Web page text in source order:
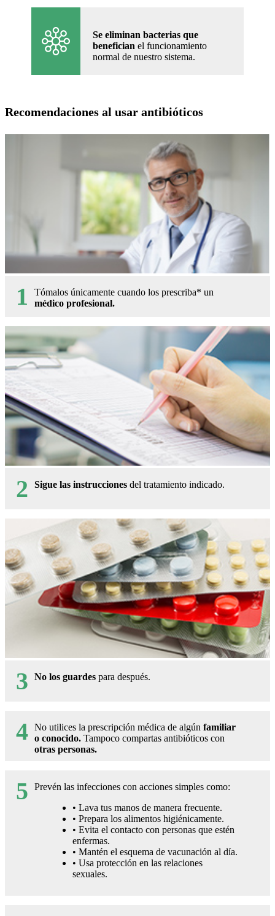
Se eliminan bacterias que
benefician el funcionamiento
normal de nuestro sistema.
Recomendaciones al usar antibióticos
1
Tómalos únicamente cuando los prescriba* un
médico profesional.
2 Sigue las instrucciones del tratamiento indicado.
3 No los guardes para después.
4 No utilices la prescripción médica de algún familiar
o conocido. Tampoco compartas antibióticos con
otras personas.
5
Prevén las infecciones con acciones simples como:
• Lava tus manos de manera frecuente.
• Prepara los alimentos higiénicamente.
• Evita el contacto con personas que estén
enfermas.
• Mantén el esquema de vacunación al día.
• Usa protección en las relaciones
sexuales.